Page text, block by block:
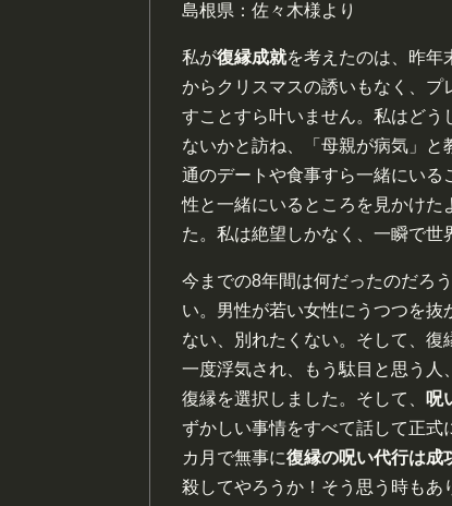
島根県：佐々木様より
私が復縁成就を考えたのは、昨年
からクリスマスの誘いもなく、
すことすら叶いません。私はど
ないかと訪ね、「母親が病気」
通のデートや食事すら一緒にい
性と一緒にいるところを見かけた
た。私は絶望しかなく、一瞬で世
今までの8年間は何だったのだろ
い。男性が若い女性にうつつを
ない、別れたくない。そして、復
一度浮気され、もう駄目と思う
復縁を選択しました。そして、
呪
ずかしい事情をすべて話して正
カ月で無事に復縁の呪い代行は成
殺してやろうか！そう思う時もあ